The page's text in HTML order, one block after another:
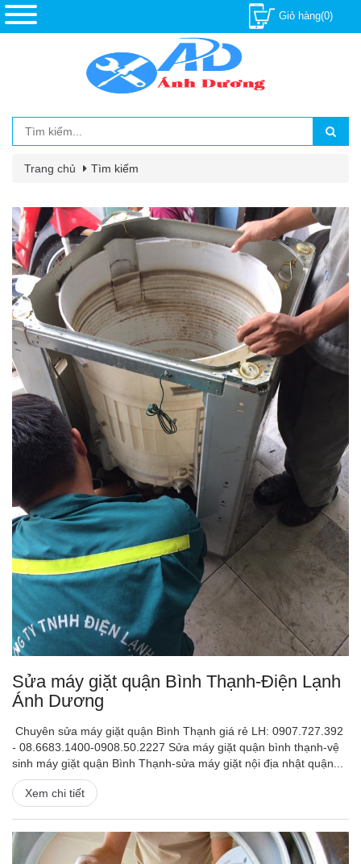
Giỏ hàng(0)
Trang chủ Tìm kiếm
Sửa máy giặt quận Bình Thạnh-Điện Lạnh
Ánh Dương
Chuyên sửa máy giặt quận Bình Thạnh giá rẻ LH: 0907.727.392
- 08.6683.1400-0908.50.2227 Sửa máy giặt quận bình thạnh-vệ
sinh máy giặt quận Bình Thạnh-sửa máy giặt nội địa nhật quận...
Xem chi tiết